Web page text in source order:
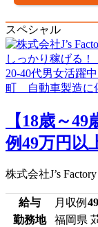
スペシャル
【18歳～
例49万円以
株式会社J’s
給与 月収例
勤務地
福岡県